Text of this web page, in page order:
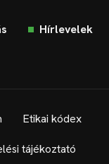
Hírlevelek
Etikai kódex
tájékoztató